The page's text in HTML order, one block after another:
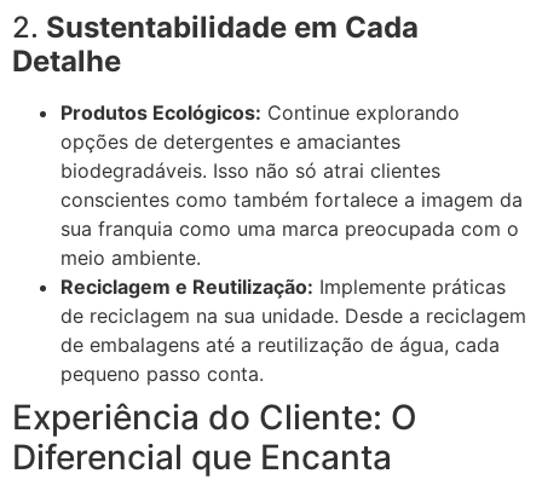
2. Sustentabilidade em Cada
Detalhe
Produtos Ecológicos: Continue explorando
opções de detergentes e amaciantes
biodegradáveis. Isso não só atrai clientes
conscientes como também fortalece a imagem da
sua franquia como uma marca preocupada com o
meio ambiente.
Reciclagem e Reutilização: Implemente práticas
de reciclagem na sua unidade. Desde a reciclagem
de embalagens até a reutilização de água, cada
pequeno passo conta.
Experiência do Cliente: O
Diferencial que Encanta